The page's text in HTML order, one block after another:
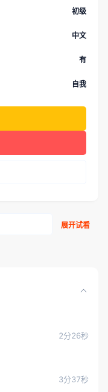
初级
中文
有
自我
展开试看
2分26秒
3分37秒